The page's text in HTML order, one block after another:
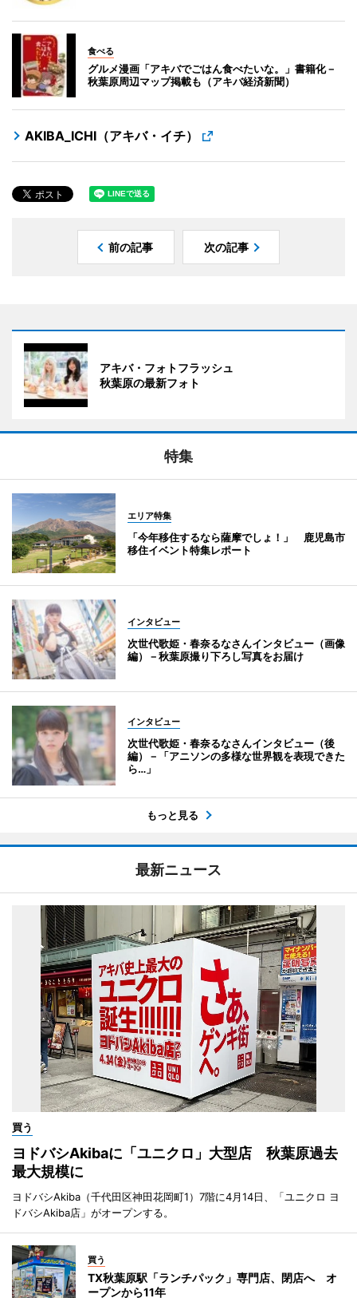
食べる
グルメ漫画「アキバでごはん食べたいな。」書籍化－
秋葉原周辺マップ掲載も（アキバ経済新聞）
AKIBA_ICHI（アキバ・イチ）
前の記事 次の記事
アキバ・フォトフラッシュ
秋葉原の最新フォト
特集
エリア特集
「今年移住するなら薩摩でしょ！」 鹿児島市
移住イベント特集レポート
インタビュー
次世代歌姫・春奈るなさんインタビュー（画像
編）－秋葉原撮り下ろし写真をお届け
インタビュー
次世代歌姫・春奈るなさんインタビュー（後
編）－「アニソンの多様な世界観を表現できた
ら…」
もっと見る
最新ニュース
買う
ヨドバシAkibaに「ユニクロ」大型店 秋葉原過去
最大規模に
ヨドバシAkiba（千代田区神田花岡町1）7階に4月14日、「ユニクロ ヨ
ドバシAkiba店」がオープンする。
買う
TX秋葉原駅「ランチパック」専門店、閉店へ オ
ープンから11年